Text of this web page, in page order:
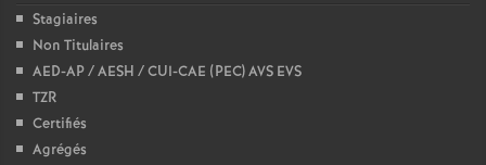
Stagiaires
Non Titulaires
AED-AP / AESH / CUI-CAE (PEC) AVS EVS
TZR
Certifiés
Agrégés